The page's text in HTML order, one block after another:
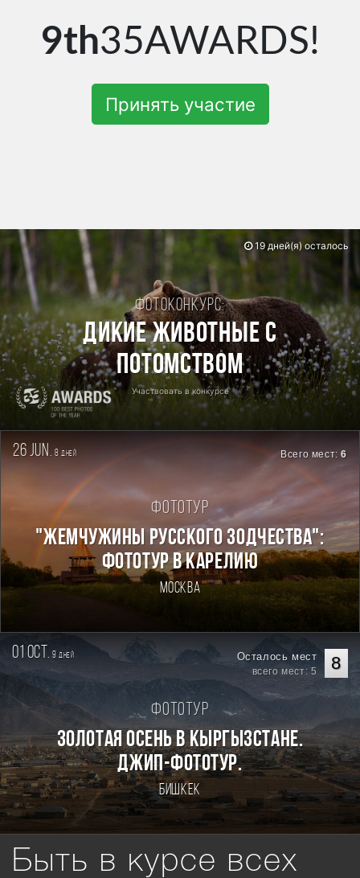
9th35AWARDS!
Принять участие
Фотоконкурс:
Дикие животные с
потомством
Участвовать в конкурсе
19 дней(я) осталось
26 jun. 8дней Всего мест:6
Фототур
"ЖЕМЧУЖИНЫ РУССКОГО ЗОДЧЕСТВА":
ФОТОТУР В КАРЕЛИЮ
Москва
01 oct. 9дней 8
Осталось мест
всего мест: 5
Фототур
Золотая осень в Кыргызстане.
Джип-фототур.
Бишкек
Быть в курсе всех